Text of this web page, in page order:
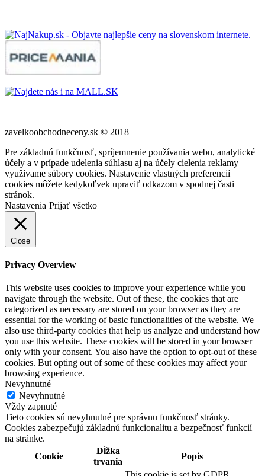
zavelkoobchodneceny.sk © 2018
Pre základnú funkčnosť, spríjemnenie používania webu, analytické
účely a v prípade udelenia súhlasu aj na účely cielenia reklamy
využívame súbory cookies. Nastavenie vlastných preferencií
cookies môžete kedykoľvek upraviť odkazom v spodnej časti
stránok.
Nastavenia Prijať všetko
Close
Privacy Overview
This website uses cookies to improve your experience while you
navigate through the website. Out of these, the cookies that are
categorized as necessary are stored on your browser as they are
essential for the working of basic functionalities of the website. We
also use third-party cookies that help us analyze and understand how
you use this website. These cookies will be stored in your browser
only with your consent. You also have the option to opt-out of these
cookies. But opting out of some of these cookies may affect your
browsing experience.
Nevyhnutné
Nevyhnutné
Vždy zapnuté
Tieto cookies sú nevyhnutné pre správnu funkčnosť stránky.
Cookies zabezpečujú základnú funkcionalitu a bezpečnosť funkcií
na stránke.
Cookie
Dĺžka
trvania
Popis